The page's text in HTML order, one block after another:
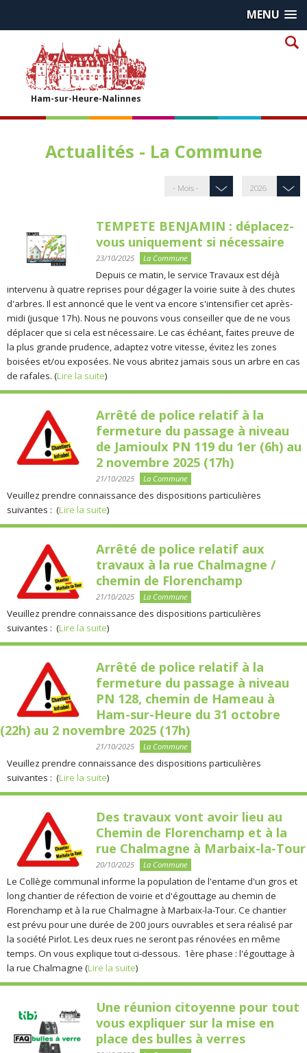
MENU
Ham-sur-Heure-Nalinnes
Actualités - La Commune
TEMPETE BENJAMIN : déplacez-
vous uniquement si nécessaire
23/10/2025 La Commune
Depuis ce matin, le service Travaux est déjà
intervenu à quatre reprises pour dégager la voirie suite à des chutes
d'arbres. Il est annoncé que le vent va encore s'intensifier cet après-
midi (jusque 17h). Nous ne pouvons vous conseiller que de ne vous
déplacer que si cela est nécessaire. Le cas échéant, faites preuve de
la plus grande prudence, adaptez votre vitesse, évitez les zones
boisées et/ou exposées. Ne vous abritez jamais sous un arbre en cas
de rafales. (Lire la suite)
Arrêté de police relatif à la
fermeture du passage à niveau
de Jamioulx PN 119 du 1er (6h) au
2 novembre 2025 (17h)
21/10/2025 La Commune
Veuillez prendre connaissance des dispositions particulières
suivantes : (Lire la suite)
Arrêté de police relatif aux
travaux à la rue Chalmagne /
chemin de Florenchamp
21/10/2025 La Commune
Veuillez prendre connaissance des dispositions particulières
suivantes : (Lire la suite)
Arrêté de police relatif à la
fermeture du passage à niveau
PN 128, chemin de Hameau à
Ham-sur-Heure du 31 octobre
(22h) au 2 novembre 2025 (17h)
21/10/2025 La Commune
Veuillez prendre connaissance des dispositions particulières
suivantes : (Lire la suite)
Des travaux vont avoir lieu au
Chemin de Florenchamp et à la
rue Chalmagne à Marbaix-la-Tour
20/10/2025 La Commune
Le Collège communal informe la population de l'entame d'un gros et
long chantier de réfection de voirie et d'égouttage au chemin de
Florenchamp et à la rue Chalmagne à Marbaix-la-Tour. Ce chantier
est prévu pour une durée de 200 jours ouvrables et sera réalisé par
la société Pirlot. Les deux rues ne seront pas rénovées en même
temps. On vous explique tout ci-dessous. 1ère phase : l'égouttage à
la rue Chalmagne (Lire la suite)
Une réunion citoyenne pour tout
vous expliquer sur la mise en
place des bulles à verres